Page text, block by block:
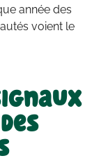
année des
voient le